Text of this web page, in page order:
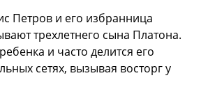
Петров и его избранница
трехлетнего сына Платона.
и часто делится его
сетях, вызывая восторг у